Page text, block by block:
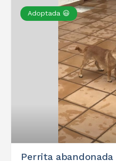
Adoptada 😃
Perrita